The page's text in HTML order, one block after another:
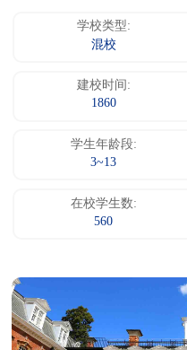
学校类型:
混校
建校时间:
1860
学生年龄段:
3~13
在校学生数:
560